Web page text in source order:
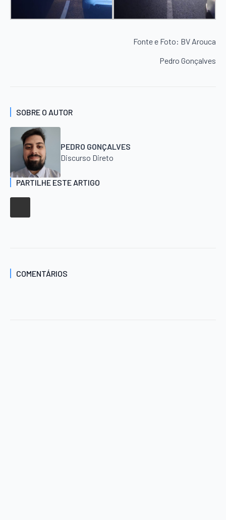
Fonte e Foto: BV Arouca
Pedro Gonçalves
SOBRE O AUTOR
PEDRO GONÇALVES
Discurso Direto
PARTILHE ESTE ARTIGO
COMENTÁRIOS